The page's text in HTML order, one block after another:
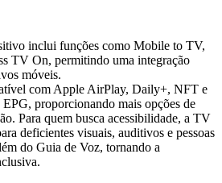
inclui funções como Mobile to TV,
TV On, permitindo uma integração
móveis.
com Apple AirPlay, Daily+, NFT e
proporcionando mais opções de
Para quem busca acessibilidade, a TV
deficientes visuais, auditivos e pessoas
do Guia de Voz, tornando a